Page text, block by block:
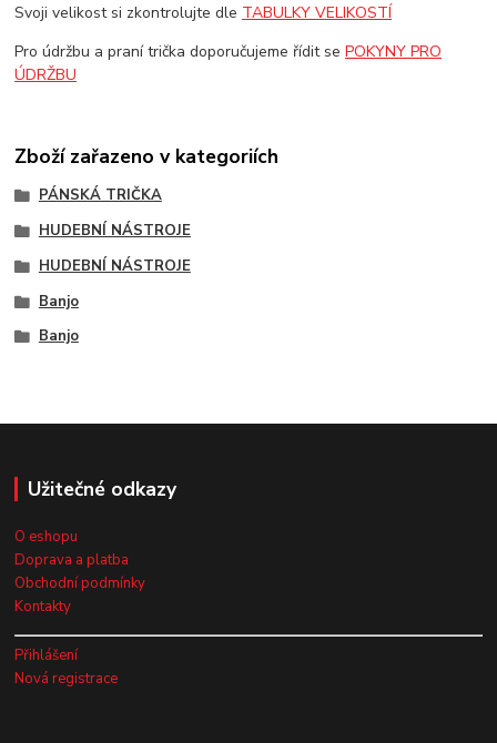
Svoji velikost si zkontrolujte dle TABULKY VELIKOSTÍ
Pro údržbu a praní trička doporučujeme řídit sePOKYNY PRO
ÚDRŽBU
Zboží zařazeno v kategoriích
PÁNSKÁ TRIČKA
HUDEBNÍ NÁSTROJE
HUDEBNÍ NÁSTROJE
Banjo
Banjo
Užitečné odkazy
O eshopu
Doprava a platba
Obchodní podmínky
Kontakty
Přihlášení
Nová registrace